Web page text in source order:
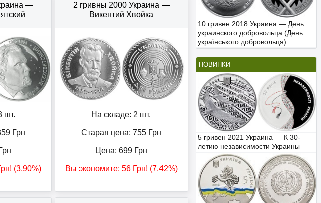
10 гривен 2018 Украина — День
украинского добровольца (День
українського добровольця)
НОВИНКИ
5 гривен 2021 Украина — К 30-
летию независимости Украины
—
шт.
Грн
! (3.90%)
2 гривны 2000 Украина —
Викентий Хвойка
На складе: 2 шт.
Старая цена: 755Грн
Цена: 699Грн
Вы экономите: 56Грн! (7.42%)